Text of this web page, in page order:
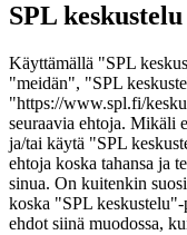
SPL
Käyttämällä "SPL
"meidän", "SPL
"https://www.spl.fi/
seuraavia ehtoja. Mikäli
ja/tai käytä "SPL
ehtoja koska tahansa ja
sinua. On kuitenkin
koska "SPL
ehdot siinä muodossa,